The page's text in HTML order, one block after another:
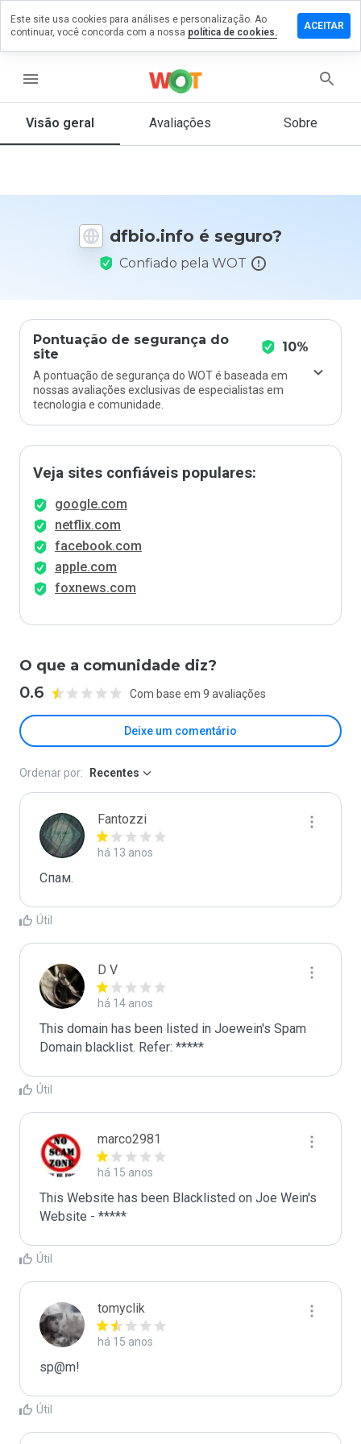
menu
Visão geral Avaliações Sobre
dfbio.info é seguro?
Confiado pela WOT
Pontuação de segurança do
site
10%
A pontuação de segurança do WOT é baseada em
nossas avaliações exclusivas de especialistas em
tecnologia e comunidade.
Veja sites confiáveis populares:
google.com
netflix.com
facebook.com
apple.com
foxnews.com
O que a comunidade diz?
0.6 Com base em 9 avaliações
Deixe um comentário
um
que
Ordenar por: Recentes
Fantozzi
há 13 anos
Спaм.
Útil
D V
há 14 anos
This domain has been listed in Joewein's Spam
Domain blacklist. Refer: *****
Útil
marco2981
há 15 anos
This Website has been Blacklisted on Joe Wein's
Website - *****
Útil
tomyclik
há 15 anos
sp@m!
Útil
Este site usa cookies para análises e personalização. Ao
continuar, você concorda com a nossa política de cookies.
ACEITAR